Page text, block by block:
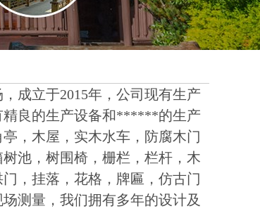
成立于2015年，公司现有生产
精良的生产设备和******的生产
，木屋，实木水车，防腐木门
池，树围椅，栅栏，栏杆，木
，挂落，花格，牌匾，仿古门
测量，我们拥有多年的设计及